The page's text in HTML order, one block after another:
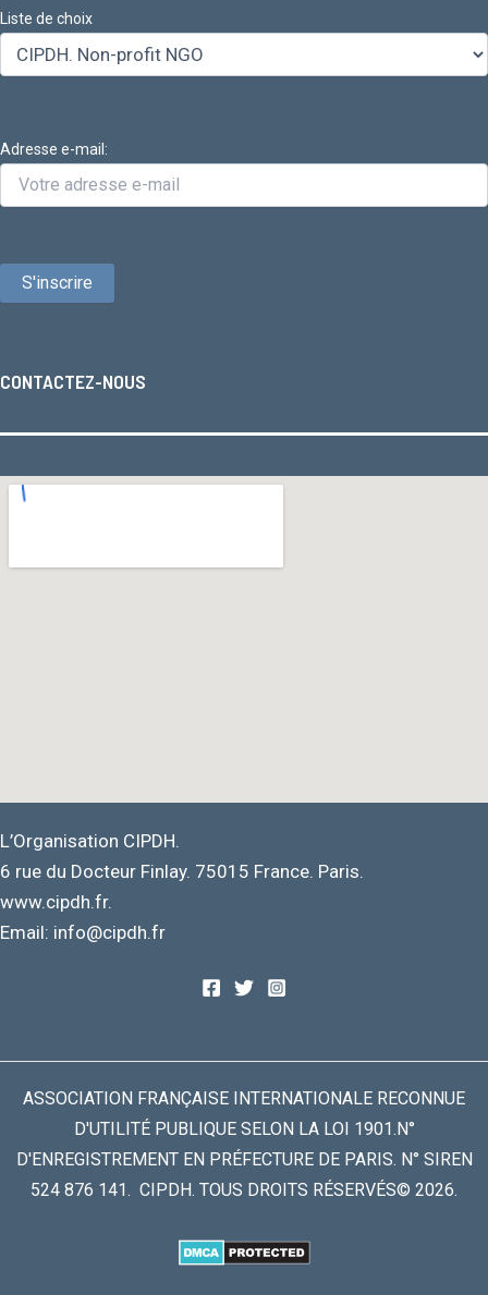
Liste de choix
Adresse e-mail:
CONTACTEZ-NOUS
L’Organisation CIPDH.
6 rue du Docteur Finlay. 75015 France. Paris.
www.cipdh.fr.
Email: info@cipdh.fr
ASSOCIATION FRANÇAISE INTERNATIONALE RECONNUE
D'UTILITÉ PUBLIQUE SELON LA LOI 1901.N°
D'ENREGISTREMENT EN PRÉFECTURE DE PARIS. N° SIREN
524 876 141. CIPDH. TOUS DROITS RÉSERVÉS© 2026.